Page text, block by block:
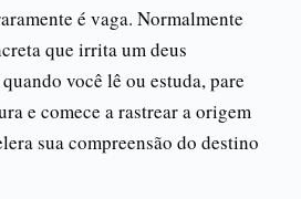
é vaga. Normalmente
que irrita um deus
você lê ou estuda, pare
e comece a rastrear a origem
sua compreensão do destino